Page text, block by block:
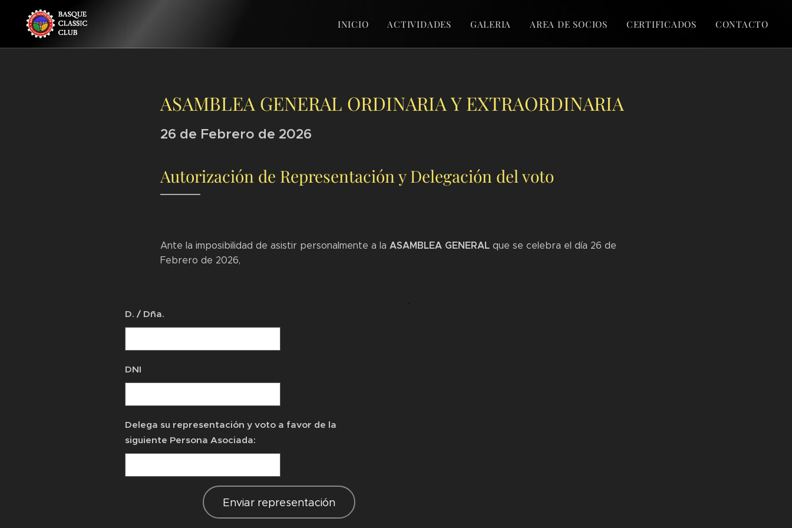
INICIO ACTIVIDADES GALERIA AREA DE SOCIOS CERTIFICADOS CONTACTO
ASAMBLEA GENERAL ORDINARIA Y EXTRAORDINARIA
26 de Febrero de 2026
Autorización de Representación y Delegación del voto
Ante la imposibilidad de asistir personalmente a la ASAMBLEA GENERAL que se celebra el día 26 de
Febrero de 2026,
D. / Dña.
DNI
Delega su representación y voto a favor de la
siguiente Persona Asociada:
Enviar representación
.